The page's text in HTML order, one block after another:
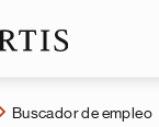
Buscador de empleo